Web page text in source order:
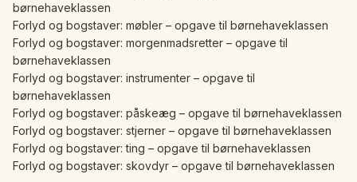
børnehaveklassen
Forlyd og bogstaver: møbler – opgave til børnehaveklassen
Forlyd og bogstaver: morgenmadsretter – opgave til
børnehaveklassen
Forlyd og bogstaver: instrumenter – opgave til
børnehaveklassen
Forlyd og bogstaver: påskeæg – opgave til børnehaveklassen
Forlyd og bogstaver: stjerner – opgave til børnehaveklassen
Forlyd og bogstaver: ting – opgave til børnehaveklassen
Forlyd og bogstaver: skovdyr – opgave til børnehaveklassen